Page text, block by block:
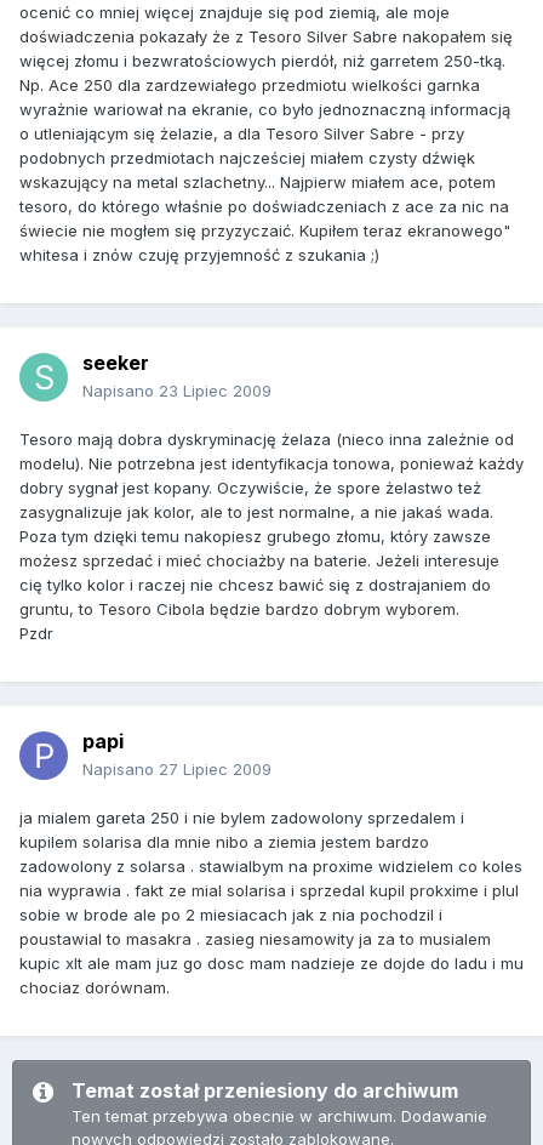
ocenić co mniej więcej znajduje się pod ziemią, ale moje
doświadczenia pokazały że z Tesoro Silver Sabre nakopałem się
więcej złomu i bezwratościowych pierdół, niż garretem 250-tką.
Np. Ace 250 dla zardzewiałego przedmiotu wielkości garnka
wyrażnie wariował na ekranie, co było jednoznaczną informacją
o utleniającym się żelazie, a dla Tesoro Silver Sabre - przy
podobnych przedmiotach najcześciej miałem czysty dźwięk
wskazujący na metal szlachetny... Najpierw miałem ace, potem
tesoro, do którego właśnie po doświadczeniach z ace za nic na
świecie nie mogłem się przyzyczaić. Kupiłem teraz ekranowego"
whitesa i znów czuję przyjemność z szukania ;)
seeker
Napisano 23 Lipiec 2009
Tesoro mają dobra dyskryminację żelaza (nieco inna zależnie od
modelu). Nie potrzebna jest identyfikacja tonowa, ponieważ każdy
dobry sygnał jest kopany. Oczywiście, że spore żelastwo też
zasygnalizuje jak kolor, ale to jest normalne, a nie jakaś wada.
Poza tym dzięki temu nakopiesz grubego złomu, który zawsze
możesz sprzedać i mieć chociażby na baterie. Jeżeli interesuje
cię tylko kolor i raczej nie chcesz bawić się z dostrajaniem do
gruntu, to Tesoro Cibola będzie bardzo dobrym wyborem.
Pzdr
papi
Napisano 27 Lipiec 2009
ja mialem gareta 250 i nie bylem zadowolony sprzedalem i
kupilem solarisa dla mnie nibo a ziemia jestem bardzo
zadowolony z solarsa . stawialbym na proxime widzielem co koles
nia wyprawia . fakt ze mial solarisa i sprzedal kupil prokxime i plul
sobie w brode ale po 2 miesiacach jak z nia pochodzil i
poustawial to masakra . zasieg niesamowity ja za to musialem
kupic xlt ale mam juz go dosc mam nadzieje ze dojde do ladu i mu
chociaz dorównam.
Temat został przeniesiony do archiwum
Ten temat przebywa obecnie w archiwum. Dodawanie
nowych odpowiedzi zostało zablokowane.